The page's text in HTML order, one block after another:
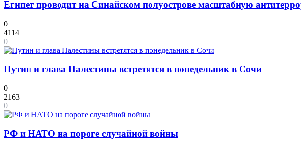
Египет проводит на Синайском полуострове масштабную
0
4114
0
Путин и глава Палестины встретятся в понедельник в Сочи
0
2163
0
РФ и НАТО на пороге случайной войны